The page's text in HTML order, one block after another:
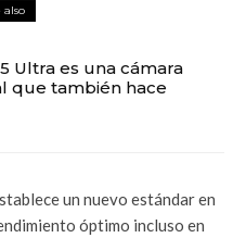
also
Ultra es una cámara
que también hace
un nuevo estándar en
óptimo incluso en